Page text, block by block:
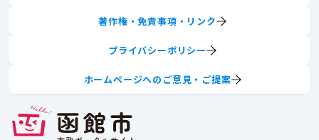
著作権・免責事項・リンク
プライバシーポリシー
ホームページへのご意見・ご提案